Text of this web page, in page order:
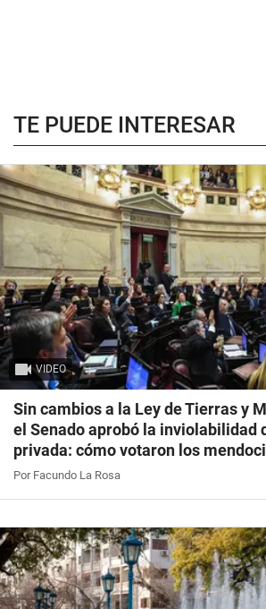
TE PUEDE INTERESAR
VIDEO
Sin cambios a la Ley de Tierras y
el Senado aprobó la inviolabilidad
privada: cómo votaron los
Por Facundo La Rosa